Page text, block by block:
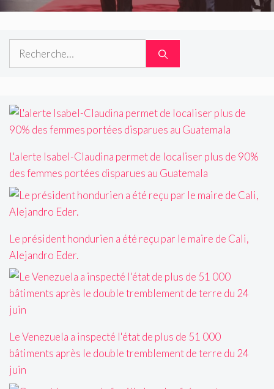
Rechercher :
L'alerte Isabel-Claudina permet de localiser plus de 90%
des femmes portées disparues au Guatemala
Le président hondurien a été reçu par le maire de Cali,
Alejandro Eder.
Le Venezuela a inspecté l'état de plus de 51 000
bâtiments après le double tremblement de terre du 24
juin